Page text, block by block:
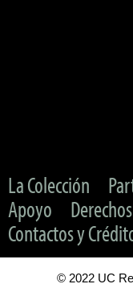
La Colección
Apoyo
Contactos y
© 2022 UC